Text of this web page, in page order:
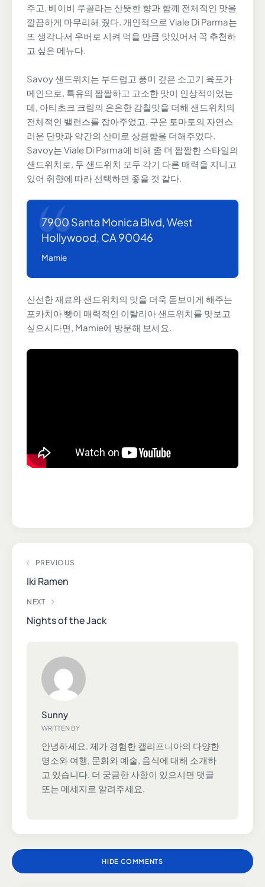
주고, 베이비 루꼴라는 산뜻한 향과 함께 전체적인 맛을
깔끔하게 마무리해 줬다. 개인적으로 Viale Di Parma는
또 생각나서 우버로 시켜 먹을 만큼 맛있어서 꼭 추천하
고 싶은 메뉴다.
Savoy 샌드위치는 부드럽고 풍미 깊은 소고기 육포가
메인으로, 특유의 짭짤하고 고소한 맛이 인상적이었는
데, 아티초크 크림의 은은한 감칠맛을 더해 샌드위치의
전체적인 밸런스를 잡아주었고, 구운 토마토의 자연스
러운 단맛과 약간의 산미로 상큼함을 더해주었다.
Savoy는 Viale Di Parma에 비해 좀 더 짭짤한 스타일의
샌드위치로, 두 샌드위치 모두 각기 다른 매력을 지니고
있어 취향에 따라 선택하면 좋을 것 같다.
7900 Santa Monica Blvd, West
Hollywood, CA 90046
Mamie
신선한 재료와 샌드위치의 맛을 더욱 돋보이게 해주는
포카치아 빵이 매력적인 이탈리아 샌드위치를 맛보고
싶으시다면, Mamie에 방문해 보세요.
PREVIOUS
Iki Ramen
NEXT
Nights of the Jack
WRITTEN BY
Sunny
안녕하세요. 제가 경험한 캘리포니아의 다양한
명소와 여행, 문화와 예술, 음식에 대해 소개하
고 있습니다. 더 궁금한 사항이 있으시면 댓글
또는 메세지로 알려주세요.
HIDE COMMENTS